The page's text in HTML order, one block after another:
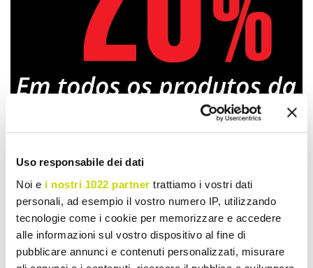
Uso responsabile dei dati
Noi e i nostri 1022 partner trattiamo i vostri dati
personali, ad esempio il vostro numero IP, utilizzando
tecnologie come i cookie per memorizzare e accedere
alle informazioni sul vostro dispositivo al fine di
pubblicare annunci e contenuti personalizzati, misurare
Oferta por tempo limitado.
Não perca!